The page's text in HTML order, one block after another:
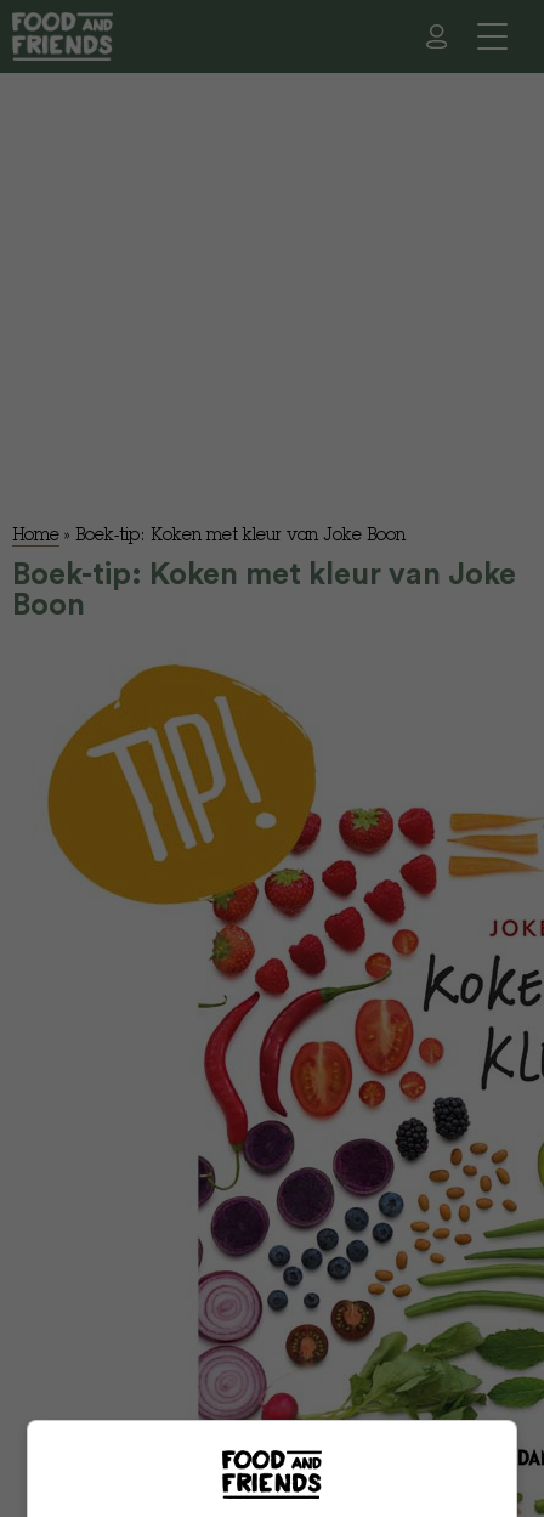
Home » Boek-tip: Koken met kleur van Joke Boon
Boek-tip: Koken met kleur van Joke
Boon